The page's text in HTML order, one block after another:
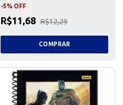
-5% OFF
R$11,68 R$12,29